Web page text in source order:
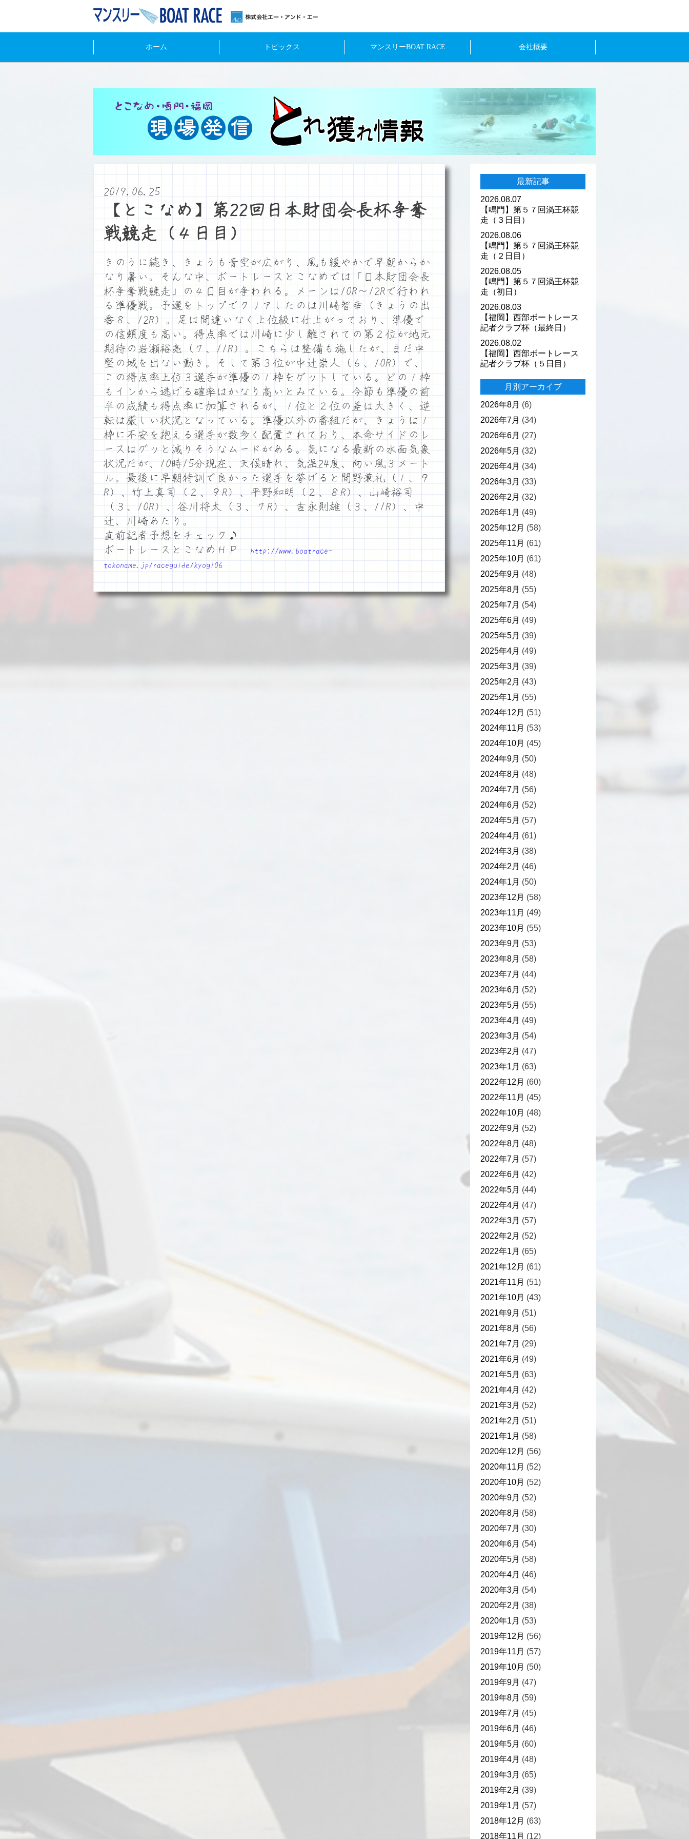
ホーム トピックス マンスリーBOAT RACE 会社概要
2019.06.25
【とこなめ】第22回日本財団会長杯争奪
戦競走（４日目）
きのうに続き、きょうも青空が広がり、風も緩やかで早朝からか
なり暑い。そんな中、ボートレースとこなめでは「日本財団会長
杯争奪戦競走」の４日目が争われる。メーンは10R～12Rで行われ
る準優戦。予選をトップでクリアしたのは川崎智幸（きょうの出
番８、12R）。足は間違いなく上位級に仕上がっており、準優で
の信頼度も高い。得点率では川崎に少し離されての第２位が地元
期待の岩瀬裕亮（７、11R）。こちらは整備も施したが、まだ中
堅の域を出ない動き。そして第３位が中辻崇人（６、10R）で、
この得点率上位３選手が準優の１枠をゲットしている。どの１枠
もインから逃げる確率はかなり高いとみている。今節も準優の前
半の成績も得点率に加算されるが、１位と２位の差は大きく、逆
転は厳しい状況となっている。準優以外の番組だが、きょうは１
枠に不安を抱える選手が数多く配置されており、本命サイドのレ
ースはグッと減りそうなムードがある。気になる最新の水面気象
状況だが、10時15分現在、天候晴れ、気温24度、向い風３メート
ル。最後に早朝特訓で良かった選手を挙げると間野兼礼（１、９
R）、竹上真司（２、９R）、平野和明（２、８R）、山崎裕司
（３、10R）、谷川将太（３、７R）、吉永則雄（３、11R）、中
辻、川崎あたり。
直前記者予想をチェック♪
ボートレースとこなめＨＰ
http://www.boatrace-
tokoname.jp/raceguide/kyogi06
最新記事
2026.08.07
【鳴門】第５７回渦王杯競
走（３日目）
2026.08.06
【鳴門】第５７回渦王杯競
走（２日目）
2026.08.05
【鳴門】第５７回渦王杯競
走（初日）
2026.08.03
【福岡】西部ボートレース
記者クラブ杯（最終日）
2026.08.02
【福岡】西部ボートレース
記者クラブ杯（５日目）
月別アーカイブ
2026年8月 (6)
2026年7月 (34)
2026年6月 (27)
2026年5月 (32)
2026年4月 (34)
2026年3月 (33)
2026年2月 (32)
2026年1月 (49)
2025年12月 (58)
2025年11月 (61)
2025年10月 (61)
2025年9月 (48)
2025年8月 (55)
2025年7月 (54)
2025年6月 (49)
2025年5月 (39)
2025年4月 (49)
2025年3月 (39)
2025年2月 (43)
2025年1月 (55)
2024年12月 (51)
2024年11月 (53)
2024年10月 (45)
2024年9月 (50)
2024年8月 (48)
2024年7月 (56)
2024年6月 (52)
2024年5月 (57)
2024年4月 (61)
2024年3月 (38)
2024年2月 (46)
2024年1月 (50)
2023年12月 (58)
2023年11月 (49)
2023年10月 (55)
2023年9月 (53)
2023年8月 (58)
2023年7月 (44)
2023年6月 (52)
2023年5月 (55)
2023年4月 (49)
2023年3月 (54)
2023年2月 (47)
2023年1月 (63)
2022年12月 (60)
2022年11月 (45)
2022年10月 (48)
2022年9月 (52)
2022年8月 (48)
2022年7月 (57)
2022年6月 (42)
2022年5月 (44)
2022年4月 (47)
2022年3月 (57)
2022年2月 (52)
2022年1月 (65)
2021年12月 (61)
2021年11月 (51)
2021年10月 (43)
2021年9月 (51)
2021年8月 (56)
2021年7月 (29)
2021年6月 (49)
2021年5月 (63)
2021年4月 (42)
2021年3月 (52)
2021年2月 (51)
2021年1月 (58)
2020年12月 (56)
2020年11月 (52)
2020年10月 (52)
2020年9月 (52)
2020年8月 (58)
2020年7月 (30)
2020年6月 (54)
2020年5月 (58)
2020年4月 (46)
2020年3月 (54)
2020年2月 (38)
2020年1月 (53)
2019年12月 (56)
2019年11月 (57)
2019年10月 (50)
2019年9月 (47)
2019年8月 (59)
2019年7月 (45)
2019年6月 (46)
2019年5月 (60)
2019年4月 (48)
2019年3月 (65)
2019年2月 (39)
2019年1月 (57)
2018年12月 (63)
2018年11月 (12)